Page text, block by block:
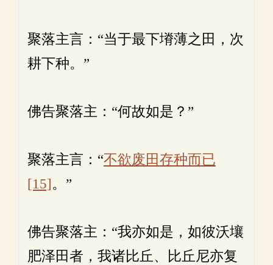
聚落主言：“当于最下塉薄之田，次
耕下种。”
佛告聚落主：“何故如是？”
聚落主言：“不欲废田存种而已
[15]。”
佛告聚落主：“我亦如是，如彼沃壤
肥泽田者，我诸比丘、比丘尼亦复